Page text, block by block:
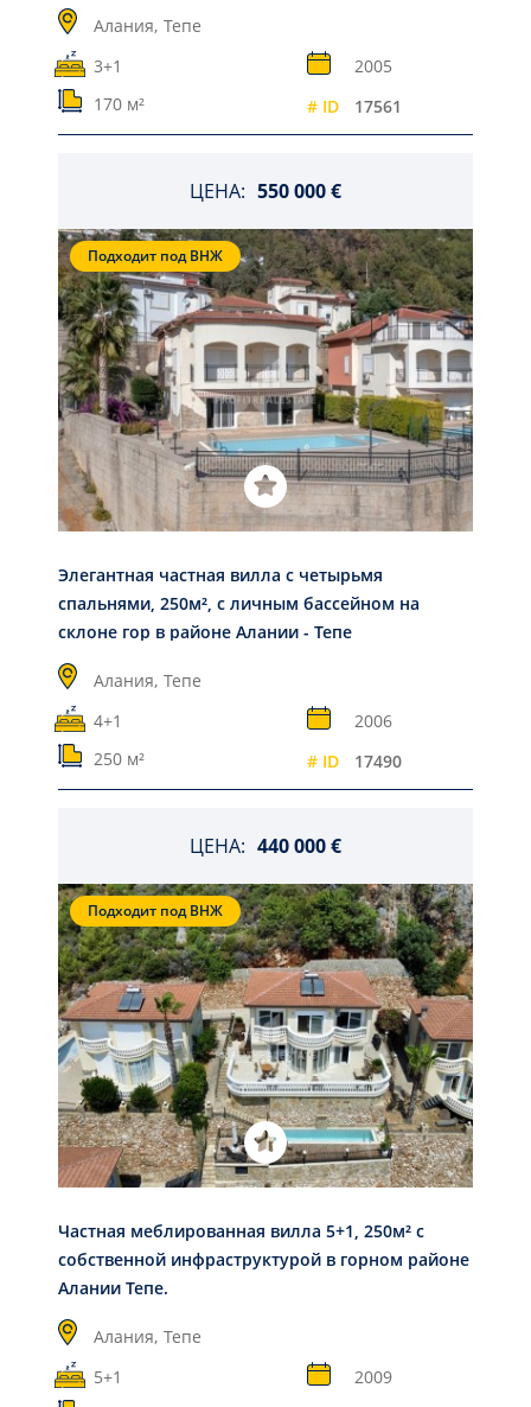
Алания, Тепе
3+1
2005
170 м²
# ID 17561
ЦЕНА: 550 000 €
Подходит под ВНЖ
Элегантная частная вилла с четырьмя
спальнями, 250м², с личным бассейном на
склоне гор в районе Алании - Тепе
Алания, Тепе
4+1
2006
250 м²
# ID 17490
ЦЕНА: 440 000 €
Подходит под ВНЖ
Частная меблированная вилла 5+1, 250м² с
собственной инфраструктурой в горном районе
Алании Тепе.
Алания, Тепе
5+1
2009